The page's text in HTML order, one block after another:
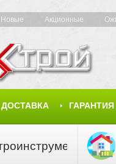
Новые Акционные
ДОСТАВКА ГАРАНТИЯ